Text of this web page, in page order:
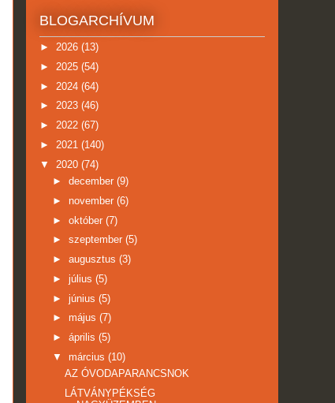
BLOGARCHÍVUM
► 2026 (13)
► 2025 (54)
► 2024 (64)
► 2023 (46)
► 2022 (67)
► 2021 (140)
▼ 2020 (74)
► december (9)
► november (6)
► október (7)
► szeptember (5)
► augusztus (3)
► július (5)
► június (5)
► május (7)
► április (5)
▼ március (10)
AZ ÓVODAPARANCSNOK
LÁTVÁNYPÉKSÉG